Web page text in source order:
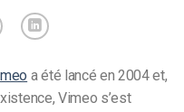
a été lancé en 2004 et,
Vimeo s’est